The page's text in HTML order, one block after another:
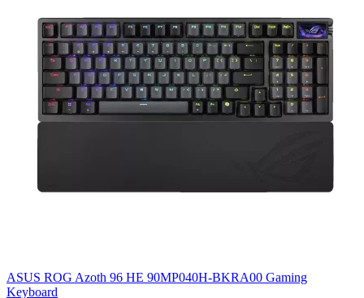
ASUS ROG Azoth 96 HE 90MP040H-BKRA00 Gaming
Keyboard